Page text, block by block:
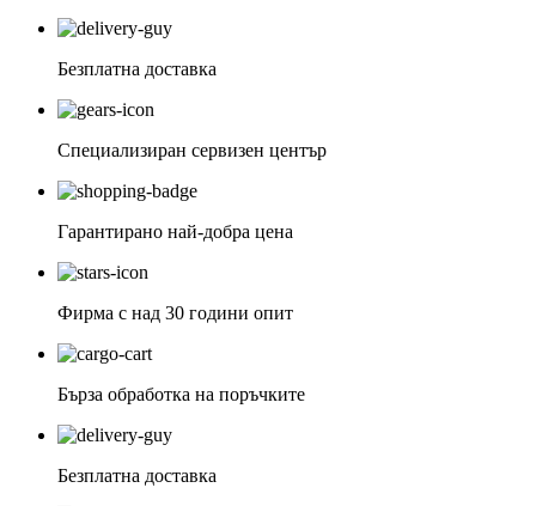
Безплатна доставка
Специализиран сервизен център
Гарантирано най-добра цена
Фирма с над 30 години опит
Бърза обработка на поръчките
Безплатна доставка